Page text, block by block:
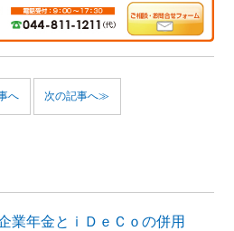
へ 次の記事へ≫
業年金とｉＤｅＣｏの併用